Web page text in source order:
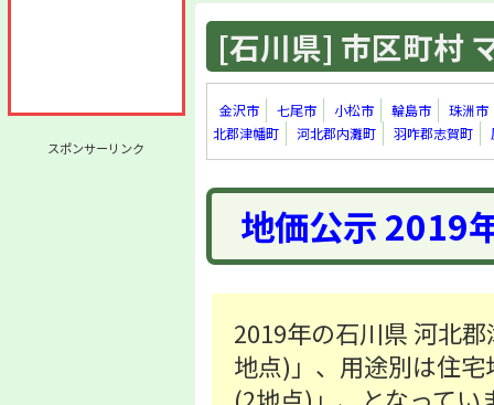
スポンサーリンク
[石川県] 市区町村
金沢市 七尾市 小松市 輪島市
珠洲市
北郡津幡町
河北郡内灘町 羽咋郡志賀町
地価公示 2019
2019年の石川県 河北
地点)」、用途別は住